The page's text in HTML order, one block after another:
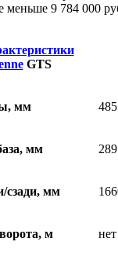
меньше 9 784 000
GTS
мм
мм
сзади, мм
м